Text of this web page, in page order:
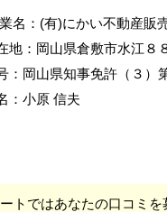
名：(有)にかい不動産販
地：岡山県倉敷市水江８
：岡山県知事免許（３）
：小原 信夫
トではあなたの口コミを